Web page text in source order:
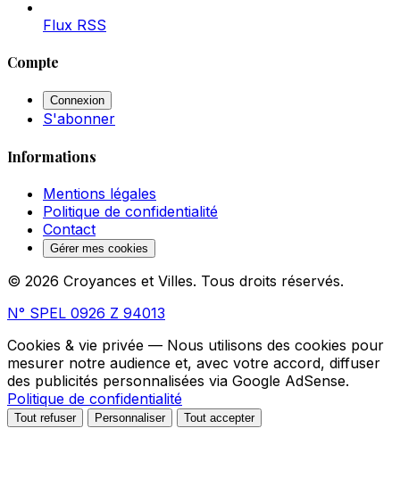
Flux RSS
Compte
Connexion
S'abonner
Informations
Mentions légales
Politique de confidentialité
Contact
Gérer mes cookies
© 2026 Croyances et Villes. Tous droits réservés.
N° SPEL 0926 Z 94013
Cookies & vie privée — Nous utilisons des cookies pour
mesurer notre audience et, avec votre accord, diffuser
des publicités personnalisées via Google AdSense.
Politique de confidentialité
Tout refuser Personnaliser Tout accepter